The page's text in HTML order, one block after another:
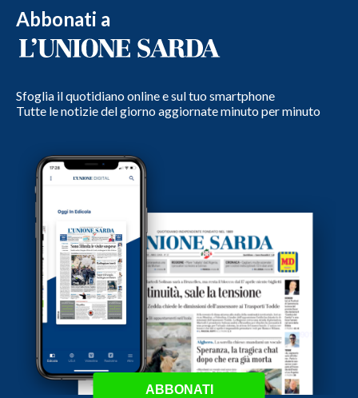
Abbonati a
Sfoglia il quotidiano online e sul tuo smartphone
Tutte le notizie del giorno aggiornate minuto per minuto
ABBONATI